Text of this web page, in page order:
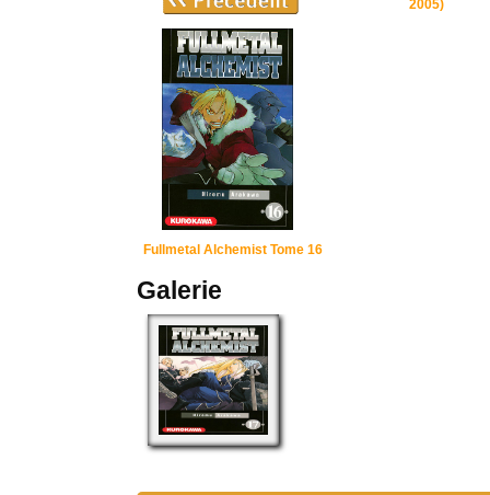
Fullmetal Alchemist Tome 16
2005)
Galerie